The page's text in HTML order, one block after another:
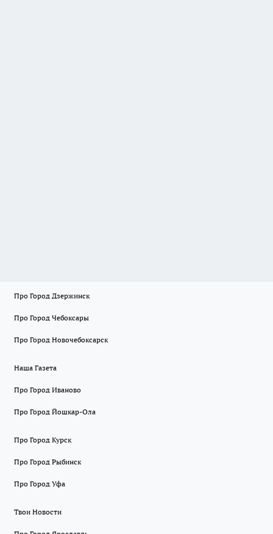
Про Город Дзержинск
Про Город Чебоксары
Про Город Новочебоксарск
Наша Газета
Про Город Иваново
Про Город Йошкар-Ола
Про Город Курск
Про Город Рыбинск
Про Город Уфа
Твои Новости